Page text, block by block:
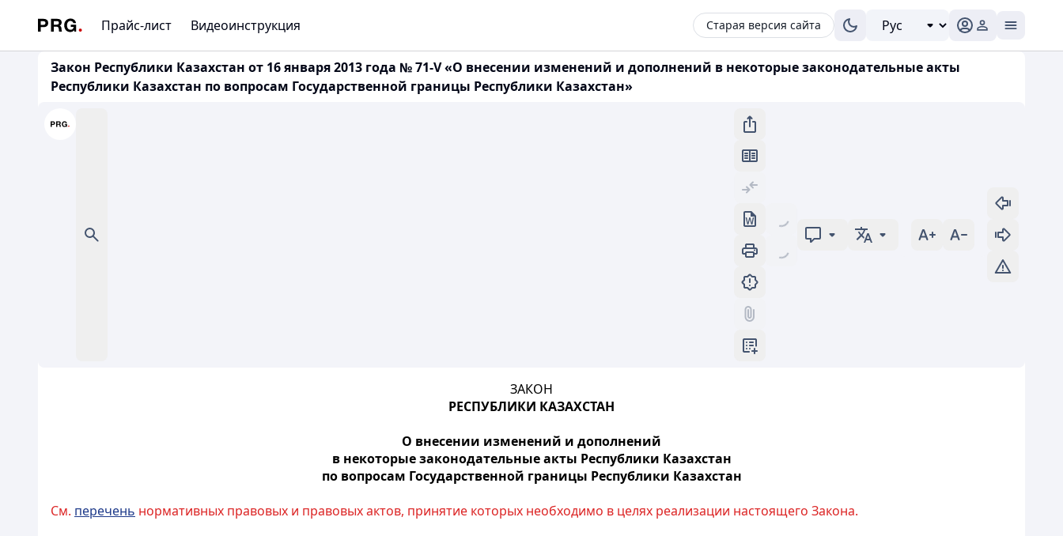
Прайс-лист Видеоинструкция Старая версия сайта
Закон Республики Казахстан от 16 января 2013 года № 71-V «О внесении изменений и дополнений в некоторые законодательные акты
Республики Казахстан по вопросам Государственной границы Республики Казахстан»
ЗАКОН
РЕСПУБЛИКИ КАЗАХСТАН
О внесении изменений и дополнений
в некоторые законодательные акты Республики Казахстан
по вопросам Государственной границы Республики Казахстан
См. перечень нормативных правовых и правовых актов, принятие которых необходимо в целях реализации настоящего Закона.